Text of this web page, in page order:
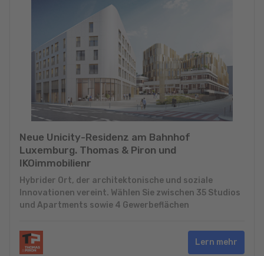
Neue Unicity-Residenz am Bahnhof
Luxemburg. Thomas & Piron und
IKOimmobilienr
Hybrider Ort, der architektonische und soziale
Innovationen vereint. Wählen Sie zwischen 35 Studios
und Apartments sowie 4 Gewerbeflächen
Lern mehr